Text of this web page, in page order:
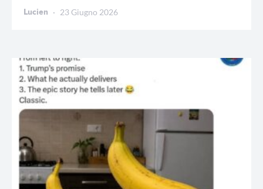
Lucien 23 Giugno 2026